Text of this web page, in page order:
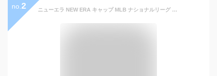
no. 2 ニューエラ NEW ERA キャップ MLB ナショナルリーグ 9TWENTY (ドジャース/ジャイアンツ/パドレス/ロッキーズ/ダイヤモンドバックス/カブス/カージナルス/パイレーツ/ブリュワーズ/レッズ/メッツ/ブレーブス/ナショナルズ/マーリンズ/フィリーズ/メンズ/メジャーリーグ）